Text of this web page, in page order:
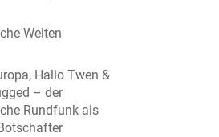
Welten
Hallo Twen &
– der
Rundfunk als